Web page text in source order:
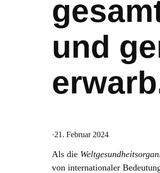
und
·21. Februar 2024
Als die
von internationaler